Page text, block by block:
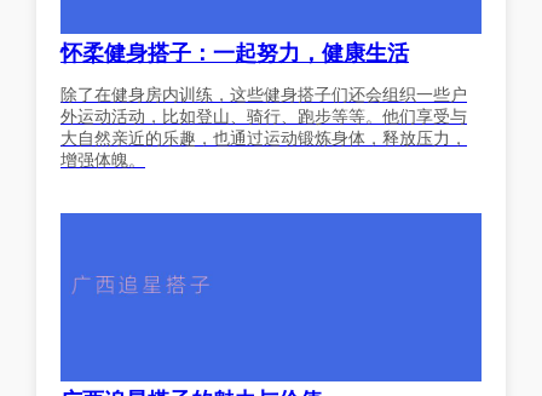
怀柔健身搭子：一起努力，健康生活
除了在健身房内训练，这些健身搭子们还会组织一些户
外运动活动，比如登山、骑行、跑步等等。他们享受与
大自然亲近的乐趣，也通过运动锻炼身体，释放压力，
增强体魄。